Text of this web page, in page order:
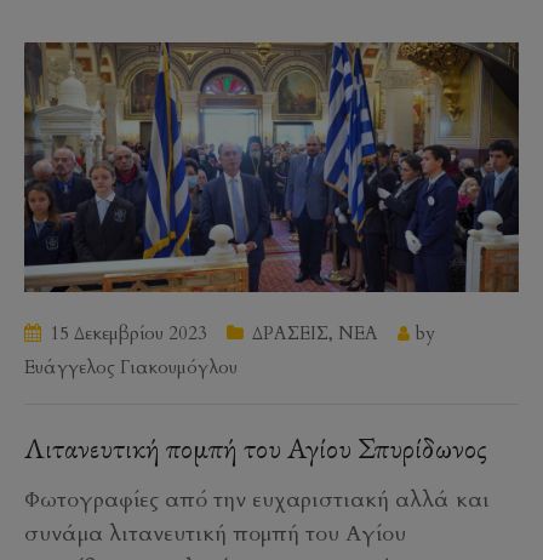
15 Δεκεμβρίου 2023 ΔΡΑΣΕΙΣ, ΝΕΑ
by
Ευάγγελος Γιακουμόγλου
Λιτανευτική πομπή του Αγίου Σπυρίδωνος
Φωτογραφίες από την ευχαριστιακή αλλά και
συνάμα λιτανευτική πομπή του Αγίου